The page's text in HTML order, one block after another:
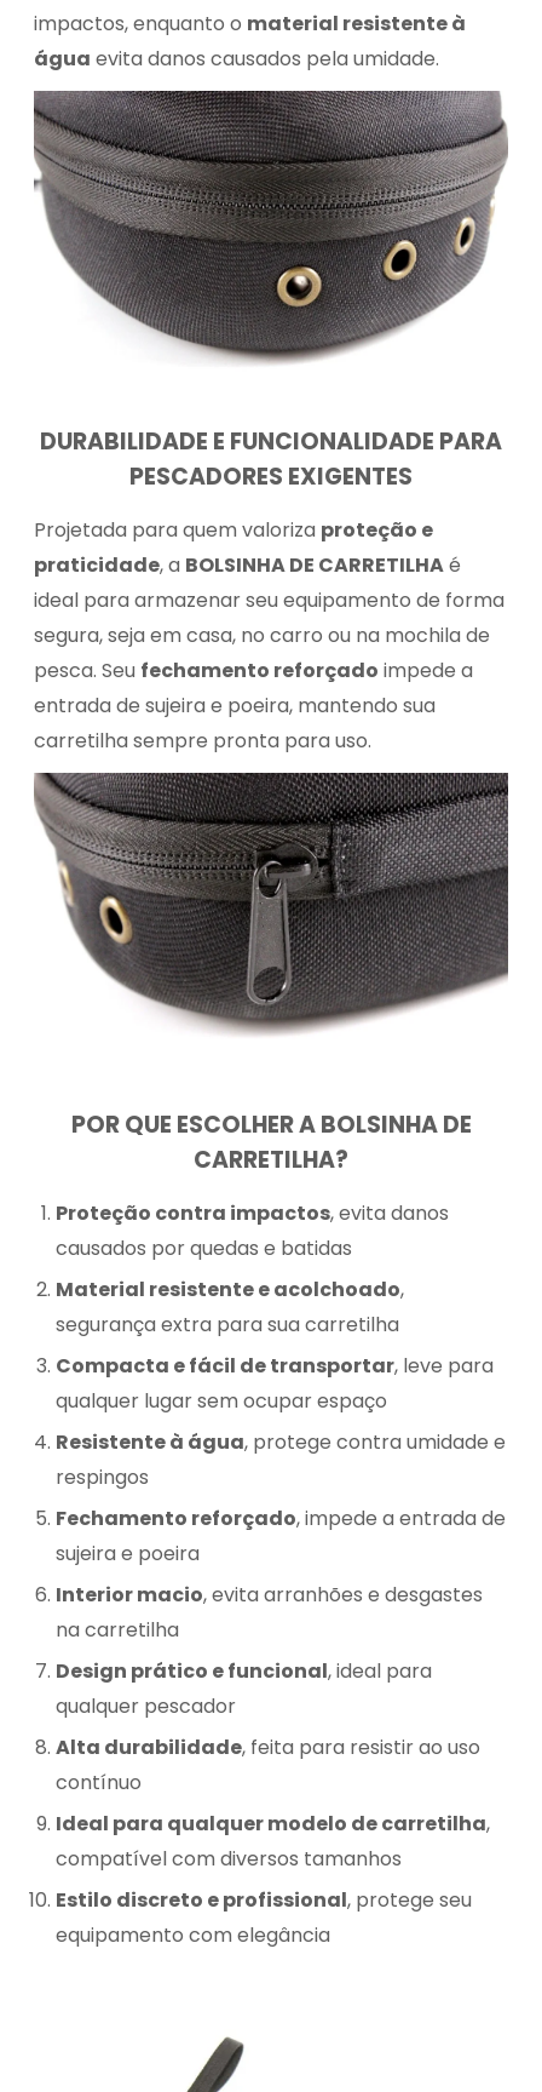
impactos, enquanto o material resistente à
água evita danos causados pela umidade.
DURABILIDADE E FUNCIONALIDADE PARA
PESCADORES EXIGENTES
Projetada para quem valoriza proteção e
praticidade, a BOLSINHA DE CARRETILHAé
ideal para armazenar seu equipamento de forma
segura, seja em casa, no carro ou na mochila de
pesca. Seu fechamento reforçado impede a
entrada de sujeira e poeira, mantendo sua
carretilha sempre pronta para uso.
POR QUE ESCOLHER A BOLSINHA DE
CARRETILHA?
Proteção contra impactos, evita danos
causados por quedas e batidas
Material resistente e acolchoado,
segurança extra para sua carretilha
Compacta e fácil de transportar, leve para
qualquer lugar sem ocupar espaço
Resistente à água, protege contra umidade e
respingos
Fechamento reforçado, impede a entrada de
sujeira e poeira
Interior macio, evita arranhões e desgastes
na carretilha
Design prático e funcional, ideal para
qualquer pescador
Alta durabilidade, feita para resistir ao uso
contínuo
Ideal para qualquer modelo de carretilha,
compatível com diversos tamanhos
Estilo discreto e profissional, protege seu
equipamento com elegância